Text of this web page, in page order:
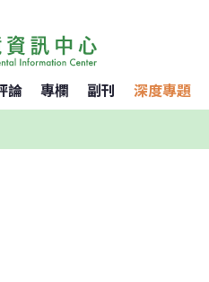
論 專欄 副刊 深度專題